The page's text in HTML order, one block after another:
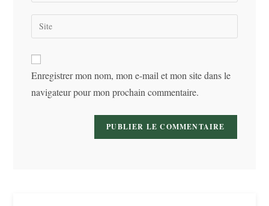
comment
email
address
Saisir
l’URL
votre
site
(facultatif)
Enregistrer mon nom, mon e-mail et mon site dans le
navigateur pour mon prochain commentaire.